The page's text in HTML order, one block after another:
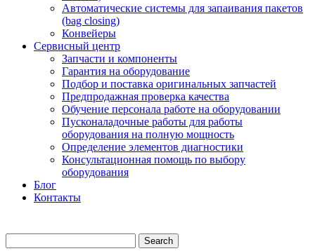
Автоматические системы для запаивания пакетов
(bag closing)
Конвейеры
Сервисный центр
Запчасти и компоненты
Гарантия на оборудование
Подбор и поставка оригинальных запчастей
Предпродажная проверка качества
Обучение персонала работе на оборудовании
Пусконаладочные работы для работы
оборудования на полную мощность
Определение элементов диагностики
Консультационная помощь по выбору
оборудования
Блог
Контакты
Search